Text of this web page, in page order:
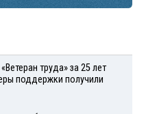
труда» за 25 лет
поддержки получили